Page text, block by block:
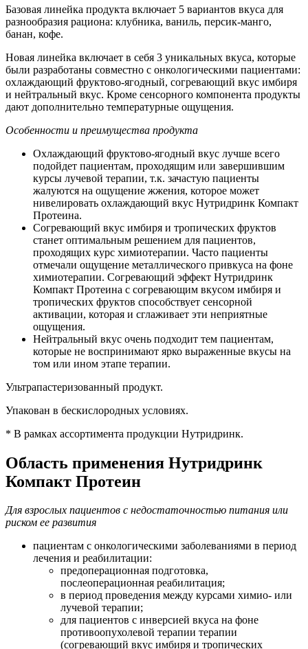
Базовая линейка продукта включает 5 вариантов вкуса для
разнообразия рациона: клубника, ваниль, персик-манго,
банан, кофе.
Новая линейка включает в себя 3 уникальных вкуса, которые
были разработаны совместно с онкологическими пациентами:
охлаждающий фруктово-ягодный, согревающий вкус имбиря
и нейтральный вкус. Кроме сенсорного компонента продукты
дают дополнительно температурные ощущения.
Особенности и преимущества продукта
Охлаждающий фруктово-ягодный вкус лучше всего
подойдет пациентам, проходящим или завершившим
курсы лучевой терапии, т.к. зачастую пациенты
жалуются на ощущение жжения, которое может
нивелировать охлаждающий вкус Нутридринк Компакт
Протеина.
Согревающий вкус имбиря и тропических фруктов
станет оптимальным решением для пациентов,
проходящих курс химиотерапии. Часто пациенты
отмечали ощущение металлического привкуса на фоне
химиотерапии. Согревающий эффект Нутридринк
Компакт Протеина с согревающим вкусом имбиря и
тропических фруктов способствует сенсорной
активации, которая и сглаживает эти неприятные
ощущения.
Нейтральный вкус очень подходит тем пациентам,
которые не воспринимают ярко выраженные вкусы на
том или ином этапе терапии.
Ультрапастеризованный продукт.
Упакован в бескислородных условиях.
* В рамках ассортимента продукции Нутридринк.
Область применения Нутридринк
Компакт Протеин
Для взрослых пациентов с недостаточностью питания или
риском ее развития
пациентам с онкологическими заболеваниями в период
лечения и реабилитации:
предоперационная подготовка,
послеоперационная реабилитация;
в период проведения между курсами химио- или
лучевой терапии;
для пациентов с инверсией вкуса на фоне
противоопухолевой терапии терапии
(согревающий вкус имбиря и тропических